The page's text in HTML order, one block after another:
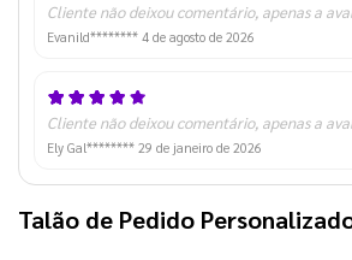
Cliente não deixou comentário, apenas a
Evanild******** 4 de agosto de 2026
Cliente não deixou comentário, apenas a
Ely Gal******** 29 de janeiro de 2026
Talão de Pedido